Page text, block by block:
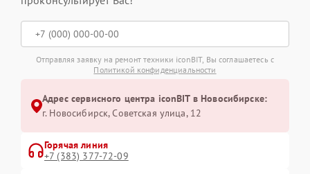
Отправляя заявку на ремонт техники iconBIT, Вы соглашаетесь с
Политикой конфиденциальности
Адрес сервисного центра iconBIT в Новосибирске:
г. Новосибирск, Советская улица, 12
Горячая линия
+7 (383) 377-72-09